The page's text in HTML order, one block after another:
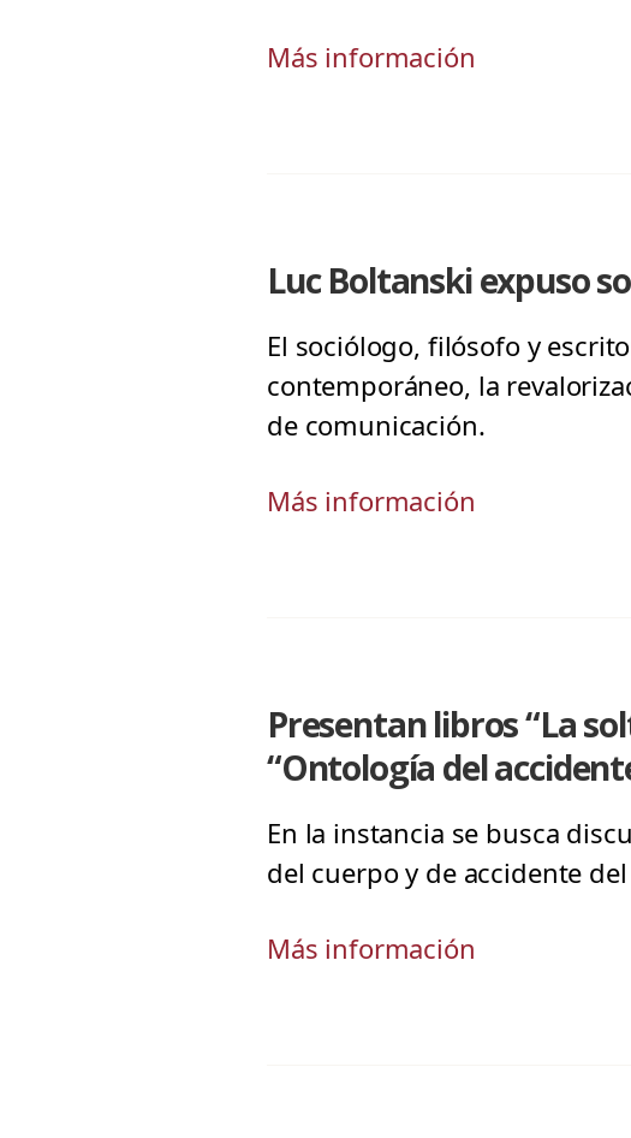
Más información
Luc Boltanski expuso
El sociólogo, filósofo y
contemporáneo, la
de comunicación.
Más información
Presentan libros “La
“Ontología del
En la instancia se busca
del cuerpo y de accidente
Más información